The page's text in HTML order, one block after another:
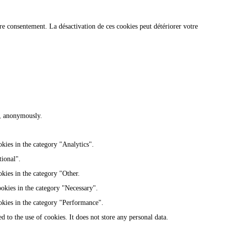
consentement. La désactivation de ces cookies peut détériorer votre
anonymously.
in the category "Analytics".
in the category "Other.
in the category "Necessary".
in the category "Performance".
to the use of cookies. It does not store any personal data.